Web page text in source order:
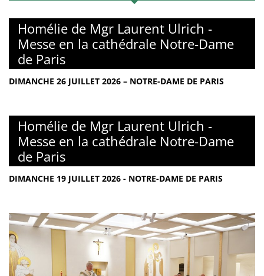
Homélie de Mgr Laurent Ulrich -
Messe en la cathédrale Notre-Dame
de Paris
DIMANCHE 26 JUILLET 2026 – NOTRE-DAME DE PARIS
Homélie de Mgr Laurent Ulrich -
Messe en la cathédrale Notre-Dame
de Paris
DIMANCHE 19 JUILLET 2026 - NOTRE-DAME DE PARIS